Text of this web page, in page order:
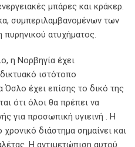
μπάρες και κράκερ.
συμπεριλαμβανομένων των
ατυχήματος.
η Νορβηγία έχει
ιστότοπο
έχει επίσης το δικό της
ότι όλοι θα πρέπει να
για προσωπική υγιεινή . Η
διάστημα σημαίνει και
Η αντιμετώπιση αυτού